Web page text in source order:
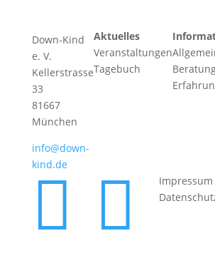
Down-Kind
e. V.
Kellerstrasse
33
81667
München
info@down-
kind.de
Aktuelles
Veranstaltungen
Tagebuch
 
Impressum